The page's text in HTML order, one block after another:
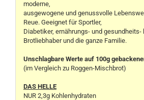
moderne,
ausgewogene und genussvolle
Reue. Geeignet für Sportler,
Diabetiker, ernährungs- und gesundheits-
Brotliebhaber und die ganze Familie.
Unschlagbare Werte auf 100g
(im Vergleich zu Roggen-Mischbrot)
DAS HELLE
NUR 2,3g Kohlenhydraten